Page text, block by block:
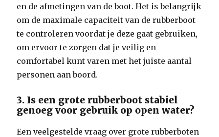
en de afmetingen van de boot. Het is belangrijk
om de maximale capaciteit van de rubberboot
te controleren voordat je deze gaat gebruiken,
om ervoor te zorgen dat je veilig en
comfortabel kunt varen met het juiste aantal
personen aan boord.
3. Is een grote rubberboot stabiel
genoeg voor gebruik op open water?
Een veelgestelde vraag over grote rubberboten